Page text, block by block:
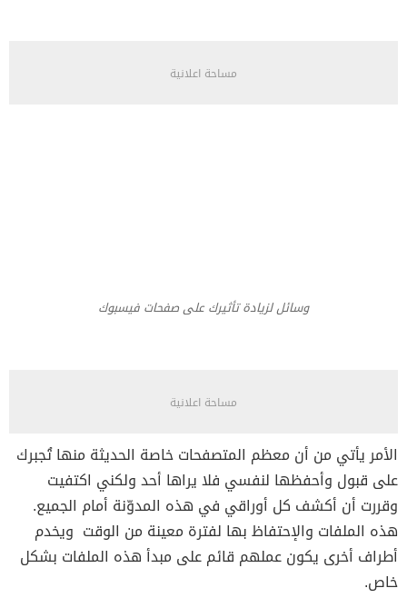
مساحة اعلانية
وسائل لزيادة تأثيرك على صفحات فيسبوك
مساحة اعلانية
الأمر يأتي من أن معظم المتصفحات خاصة الحديثة منها تُجبرك
على قبول وأحفظها لنفسي فلا يراها أحد ولكني اكتفيت
وقررت أن أكشف كل أوراقي في هذه المدوّنة أمام الجميع.
هذه الملفات والإحتفاظ بها لفترة معينة من الوقت ويخدم
أطراف أخرى يكون عملهم قائم على مبدأ هذه الملفات بشكل
خاص.